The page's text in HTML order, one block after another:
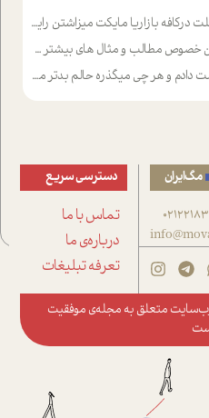
سایت هم خوبه اینکه درزیر اخرصفحه گذاشته شده خب ادم خبره میره نصب میکنه میخونه ولی هرکسی گوشیش ظرفیتش نداره باتشکر
مطالب و مثال های بیشتر ی ارایه دهید
مگ‌ایران دسترسی سریع
تماس با ما
درباره‌ی ما
تعرفه تبلیغات
متعلق به مجله‌ی موفقیت